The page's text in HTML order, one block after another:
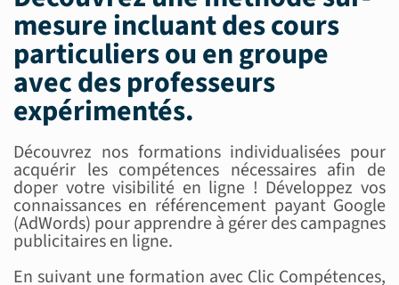
mesure incluant descours
particuliers ou en groupe
avec desprofesseurs
expérimentés.
Découvrez nos formations individualisées pour
acquérir les compétences nécessaires afin de
doper votre visibilité en ligne ! Développez vos
connaissances en référencement payant Google
(AdWords) pour apprendre à gérer des campagnes
publicitaires en ligne.
En suivant une formation avec Clic Compétences,